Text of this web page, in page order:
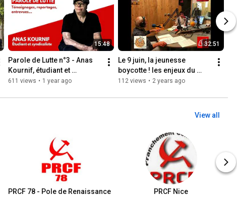
15:48
Parole de Lutte n°3 - Anas
Kournif, étudiant et
syndicaliste
611 views • 1 year ago
32:51
Le 9 juin, la jeunesse
boycotte ! les enjeux du
scrutin européiste - la JRCF
112 views • 2 years ago
View all
PRCF 78 - Pole de Renaissance
PRCF Nice